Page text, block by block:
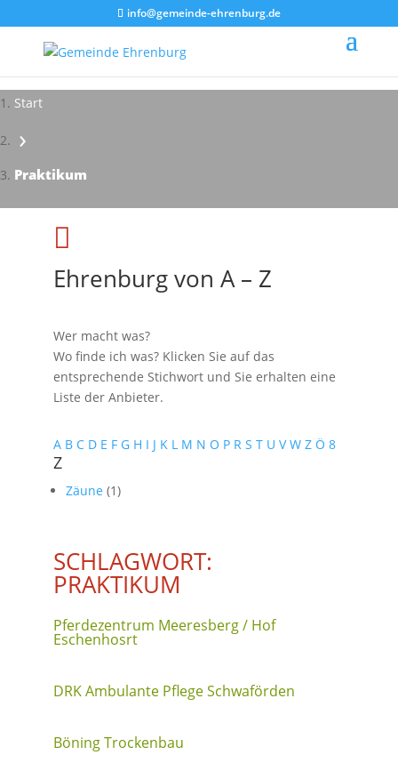
info@gemeinde-ehrenburg.de
Start
›
Praktikum
Impressionen - Mareike Kranz

Ehrenburg von A – Z
Wer macht was?
Wo finde ich was? Klicken Sie auf das
entsprechende Stichwort und Sie erhalten eine
Liste der Anbieter.
A B C D E F G H I J K L M N O P R S T U V W Z Ö 8
Z
Zäune (1)
SCHLAGWORT:
PRAKTIKUM
Pferdezentrum Meeresberg / Hof
Eschenhosrt
DRK Ambulante Pflege Schwaförden
Böning Trockenbau